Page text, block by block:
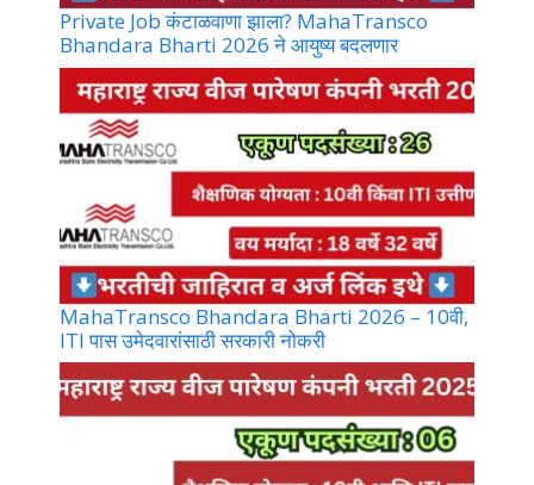
Private Job कंटाळवाणा झाला? MahaTransco
Bhandara Bharti 2026 ने आयुष्य बदलणार
MahaTransco Bhandara Bharti 2026 – 10वी,
ITI पास उमेदवारांसाठी सरकारी नोकरी